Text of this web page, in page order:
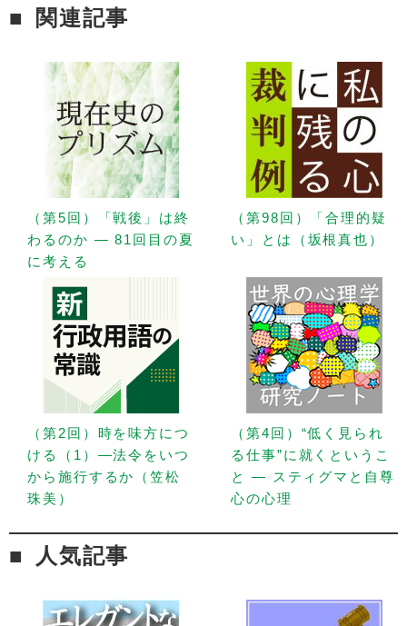
関連記事
（第5回）「戦後」は終
わるのか — 81回目の夏
に考える
（第98回）「合理的疑
い」とは（坂根真也）
（第2回）時を味方につ
ける（1）—法令をいつ
から施行するか（笠松
珠美）
（第4回）“低く見られ
る仕事”に就くというこ
と — スティグマと自尊
心の心理
人気記事